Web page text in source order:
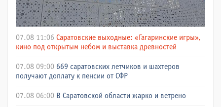
07.08 11:06 Саратовские выходные: «Гагаринские игры»,
кино под открытым небом и выставка древностей
07.08 09:00 669 саратовских летчиков и шахтеров
получают доплату к пенсии от СФР
07.08 06:00 В Саратовской области жарко и ветрено